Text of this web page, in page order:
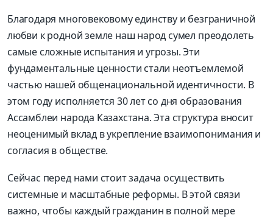
Благодаря многовековому единству и безграничной
любви к родной земле наш народ сумел преодолеть
самые сложные испытания и угрозы. Эти
фундаментальные ценности стали неотъемлемой
частью нашей общенациональной идентичности. В
этом году исполняется 30 лет со дня образования
Ассамблеи народа Казахстана. Эта структура вносит
неоценимый вклад в укрепление взаимопонимания и
согласия в обществе.
Сейчас перед нами стоит задача осуществить
системные и масштабные реформы. В этой связи
важно, чтобы каждый гражданин в полной мере